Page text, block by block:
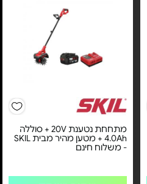
מתחחת נטענת 20V + סוללה
4.0Ah + מטען מהיר מבית SKIL
- משלוח חינם